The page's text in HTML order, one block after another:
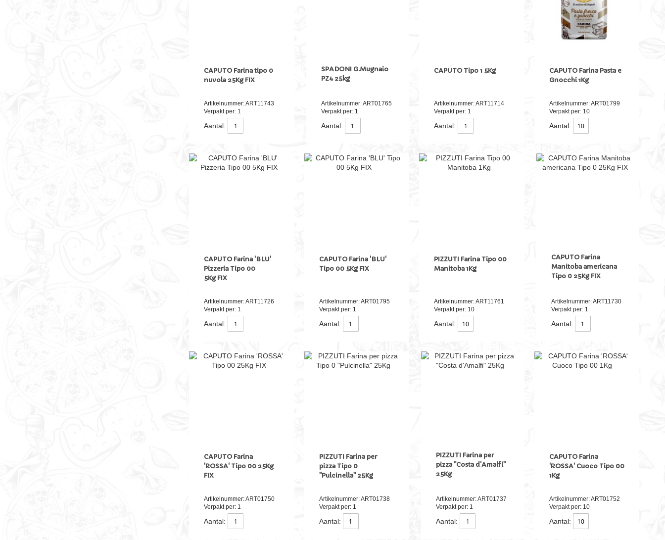
CAPUTO Farina tipo 0
nuvola 25Kg FIX
Artikelnummer: ART11743
Verpakt per: 1
Aantal:
SPADONI G.Mugnaio
PZ4 25kg
Artikelnummer: ART01765
Verpakt per: 1
Aantal:
CAPUTO Tipo 1 5Kg
Artikelnummer: ART11714
Verpakt per: 1
Aantal:
CAPUTO Farina Pasta e
Gnocchi 1Kg
Artikelnummer: ART01799
Verpakt per: 10
Aantal:
CAPUTO Farina 'BLU'
Pizzeria Tipo 00
5Kg FIX
Artikelnummer: ART11726
Verpakt per: 1
Aantal:
CAPUTO Farina 'BLU'
Tipo 00 5Kg FIX
Artikelnummer: ART01795
Verpakt per: 1
Aantal:
PIZZUTI Farina Tipo 00
Manitoba 1Kg
Artikelnummer: ART11761
Verpakt per: 10
Aantal:
CAPUTO Farina
Manitoba americana
Tipo 0 25Kg FIX
Artikelnummer: ART11730
Verpakt per: 1
Aantal:
CAPUTO Farina
'ROSSA' Tipo 00 25Kg
FIX
Artikelnummer: ART01750
Verpakt per: 1
Aantal:
PIZZUTI Farina per
pizza Tipo 0
"Pulcinella" 25Kg
Artikelnummer: ART01738
Verpakt per: 1
Aantal:
PIZZUTI Farina per
pizza "Costa d'Amalfi"
25Kg
Artikelnummer: ART01737
Verpakt per: 1
Aantal:
CAPUTO Farina
'ROSSA' Cuoco Tipo 00
1Kg
Artikelnummer: ART01752
Verpakt per: 10
Aantal: